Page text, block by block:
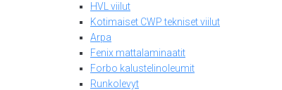
HVL viilut
Kotimaiset CWP tekniset viilut
Arpa
Fenix mattalaminaatit
Forbo kalustelinoleumit
Runkolevyt